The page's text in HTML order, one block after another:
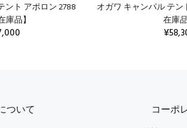
ント アポロン 2788
庫品】
オガワ キャンパル テン
在庫品
ついて コーポ